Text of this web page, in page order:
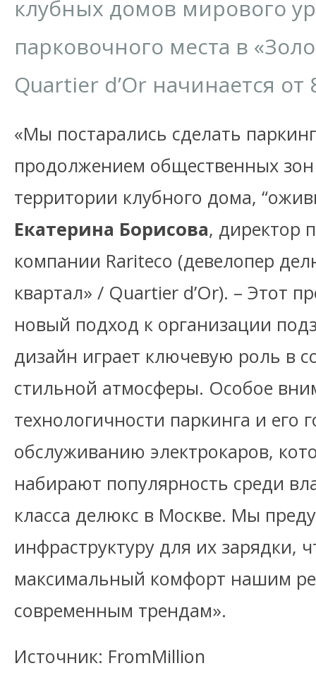
клубных домов мирового
парковочного места в
Quartier d’Or начинается
«Мы постарались сделать
продолжением общественных
территории клубного дома,
Екатерина Борисова, директор
компании Rariteco (девелопер
квартал» / Quartier d’Or). – Этот
новый подход к организации
дизайн играет ключевую роль в
стильной атмосферы. Особое
технологичности паркинга и его
обслуживанию электрокаров,
набирают популярность среди
класса делюкс в Москве. Мы
инфраструктуру для их зарядки,
максимальный комфорт нашим
современным трендам».
Источник: FromMillion